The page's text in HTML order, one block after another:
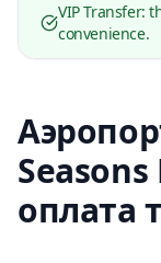
VIP Transfer:
convenience.
оплата